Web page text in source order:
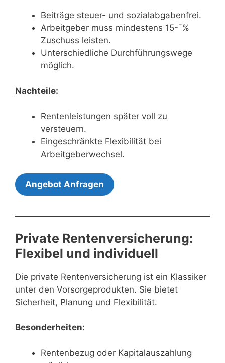
Beiträge steuer- und sozialabgabenfrei.
Arbeitgeber muss mindestens 15-¯%
Zuschuss leisten.
Unterschiedliche Durchführungswege
möglich.
Nachteile:
Rentenleistungen später voll zu
versteuern.
Eingeschränkte Flexibilität bei
Arbeitgeberwechsel.
Angebot Anfragen
Private Rentenversicherung:
Flexibel und individuell
Die private Rentenversicherung ist ein Klassiker
unter den Vorsorgeprodukten. Sie bietet
Sicherheit, Planung und Flexibilität.
Besonderheiten:
Rentenbezug oder Kapitalauszahlung